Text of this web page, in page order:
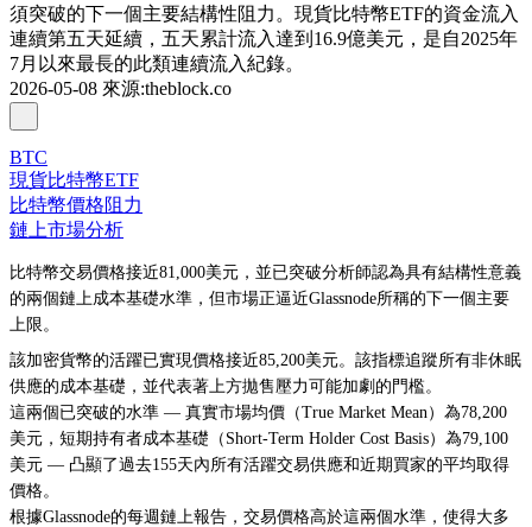
須突破的下一個主要結構性阻力。現貨比特幣ETF的資金流入
連續第五天延續，五天累計流入達到16.9億美元，是自2025年
7月以來最長的此類連續流入紀錄。
2026-05-08 來源:theblock.co
BTC
現貨比特幣ETF
比特幣價格阻力
鏈上市場分析
比特幣交易價格接近81,000美元，並已突破分析師認為具有結構性意義
的兩個鏈上成本基礎水準，但市場正逼近Glassnode所稱的下一個主要
上限。
該加密貨幣的活躍已實現價格接近85,200美元。該指標追蹤所有非休眠
供應的成本基礎，並代表著上方拋售壓力可能加劇的門檻。
這兩個已突破的水準 — 真實市場均價（True Market Mean）為78,200
美元，短期持有者成本基礎（Short-Term Holder Cost Basis）為79,100
美元 — 凸顯了過去155天內所有活躍交易供應和近期買家的平均取得
價格。
根據Glassnode的每週鏈上報告，交易價格高於這兩個水準，使得大多